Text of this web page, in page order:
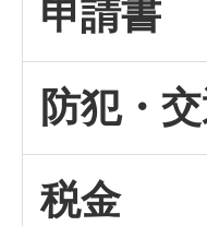
申請書
防犯・
税金